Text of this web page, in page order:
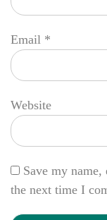
Email *
Website
Save my
the next time I